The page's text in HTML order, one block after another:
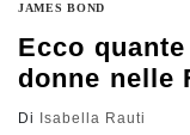
JAMES BOND
Ecco
donne nelle
Di Isabella Rauti